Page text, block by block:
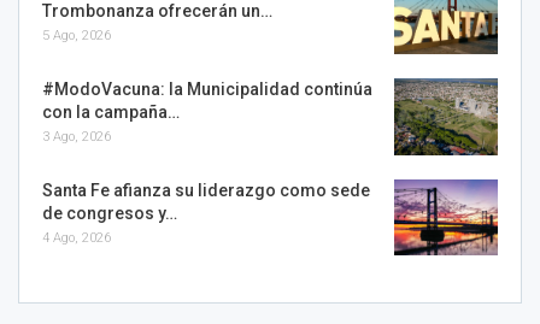
Trombonanza ofrecerán un…
5 Ago, 2026
#ModoVacuna: la Municipalidad continúa
con la campaña…
3 Ago, 2026
Santa Fe afianza su liderazgo como sede
de congresos y…
4 Ago, 2026